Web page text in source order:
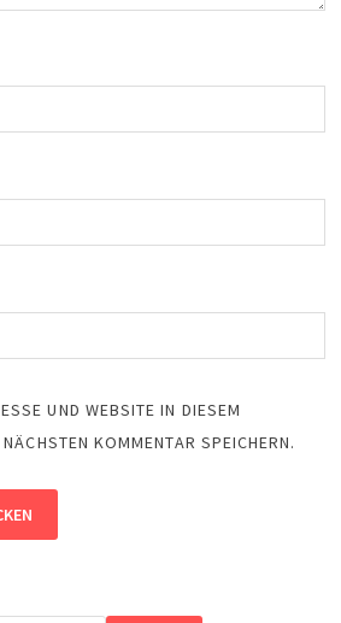
UND WEBSITE IN DIESEM
KOMMENTAR SPEICHERN.